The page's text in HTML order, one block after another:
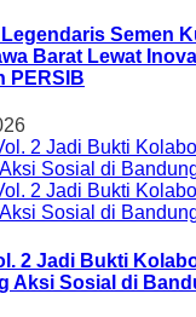
Semen
Barat Lewat
PERSIB
2 Jadi Bukti
Aksi Sosial di